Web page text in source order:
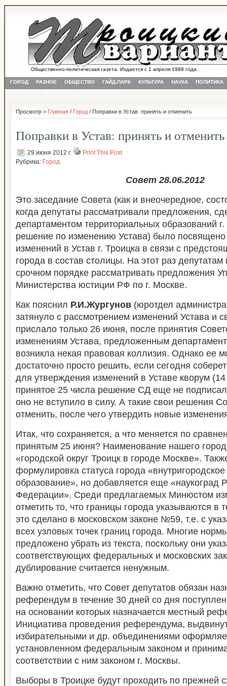
Общественно-политическая газета. Издается с 1 апреля 1988 года
ГОРОД РАЗНОЕ ОБЩЕСТВО ГАЙД-ПАРК КУЛЬТУРА НАУКА
ПОЛИТИКА
Просмотр > Главная / Город / Поправки в Устав: принять и отменить
Поправки в Устав: принять и отменить
29 июня 2012 г.
Print This Post
Рубрика: Город
Совет 28.06.2012
Это заседание Совета (как и внеочередное,
когда депутаты рассматривали предложения,
департаментом территориальных образований
решение по изменению Устава) было
изменений в Устав г. Троицка в связи с
города в состав столицы. На этот раз
срочном порядке рассматривать предложения
Министерства юстиции РФ по г. Москве.
Как пояснил Р.И.Жургунов (юротдел
затянуло с рассмотрением изменений Устава и
прислало только 26 июня, после принятия
изменениям Устава, предложенным
возникла некая правовая коллизия. Однако ее
достаточно просто решить, если сегодня
для утверждения изменений в Уставе кворум
принятое 25 числа решение СД еще не
оно не вступило в силу. А такие свои решения
отменить, после чего утвердить новые
Итак, что сохраняется, а что меняется по
принятым 25 июня? Наименование нашего
«городской округ Троицк в городе Москве».
формулировка статуса города
образование», но добавляется еще «наукоград
Федерации». Среди предлагаемых Минюстом
отметить то, что границы города указываются в
это сделано в московском законе №59, т.е. с
всех узловых точек границ города. Многие
предложено убрать из текста, поскольку они
соответствующих федеральных и московских
дублирование считается ненужным.
Важно отметить, что Совет депутатов обязан
референдум в течение 30 дней со дня
на основании которых назначается местный
Инициатива проведения референдума,
избирательными и др. объединениями
установленном федеральным законом и
соответствии с ним законом г. Москвы.
Выборы в Троицке будут проходить по прежней